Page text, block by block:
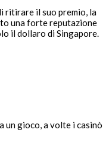
ritirare il suo premio, la
una forte reputazione
il dollaro di Singapore.
un gioco, a volte i casinò